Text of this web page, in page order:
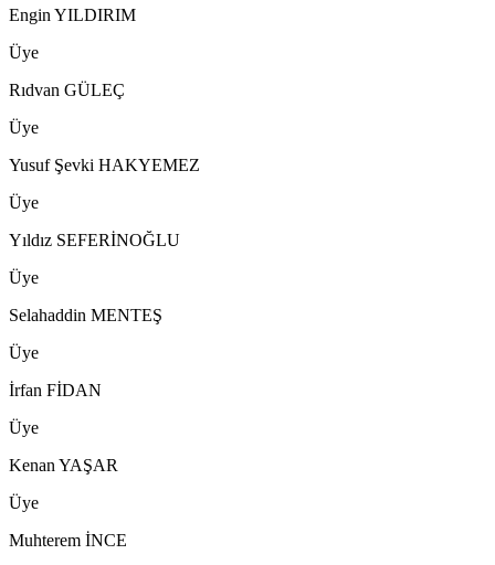
Engin YILDIRIM
Üye
Rıdvan GÜLEÇ
Üye
Yusuf Şevki HAKYEMEZ
Üye
Yıldız SEFERİNOĞLU
Üye
Selahaddin MENTEŞ
Üye
İrfan FİDAN
Üye
Kenan YAŞAR
Üye
Muhterem İNCE